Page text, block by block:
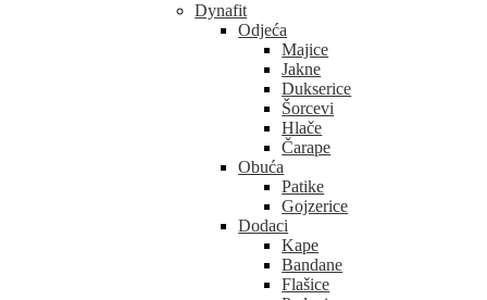
Dynafit
Odjeća
Majice
Jakne
Dukserice
Šorcevi
Hlače
Čarape
Obuća
Patike
Gojzerice
Dodaci
Kape
Bandane
Flašice